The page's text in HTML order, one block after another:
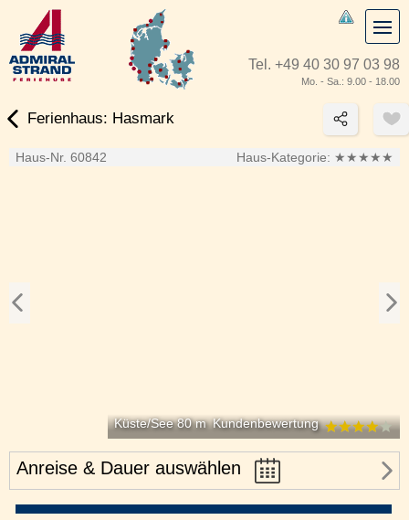
Tel. +49 40 30 97 03 98
Mo. - Sa.: 9.00 - 18.00
Ferienhaus: Hasmark
Haus-Nr. 60842 Haus-Kategorie: ★★★★★
Küste/See 80 m Kundenbewertung
Anreise & Dauer auswählen